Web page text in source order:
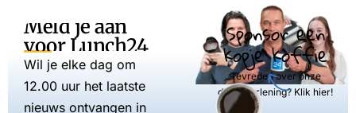
Meld je aan
voor Lunch24
Wil je elke dag om
12.00 uur het laatste
nieuws ontvangen in
Sponsor een
kopje koffie
Tevreden over onze
dienstverlening? Klik hier!